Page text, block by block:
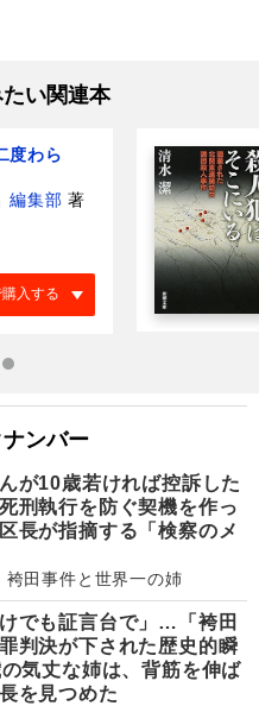
い関連本
度わら
編集部 著
入する
ンバー
んが10歳若ければ控訴した
刑執行を防ぐ契機を作っ
長が指摘する「検察のメ
田事件と世界一の姉
けでも証言台で」…「袴田
判決が下された歴史的瞬
気丈な姉は、背筋を伸ば
を見つめた